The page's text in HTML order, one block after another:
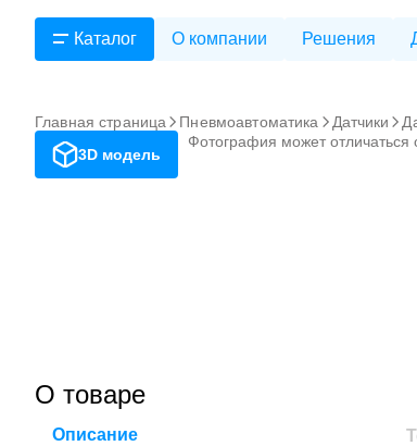
Каталог О компании Решения
Главная страница Пневмоавтоматика Датчики
3D модель
Фотография может отличаться
О товаре
Описание